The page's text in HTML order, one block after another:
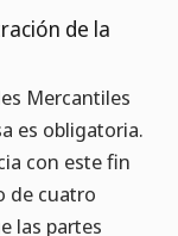
de la
Mercantiles
es obligatoria.
con este fin
de cuatro
las partes